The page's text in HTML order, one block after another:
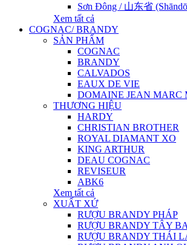
Sơn Đông / 山东省
Xem tất cả
COGNAC/ BRANDY
SẢN PHẨM
COGNAC
BRANDY
CALVADOS
EAUX DE VIE
DOMAINE JEAN MARC
THƯƠNG HIỆU
HARDY
CHRISTIAN BROTHER
ROYAL DIAMANT XO
KING ARTHUR
DEAU COGNAC
REVISEUR
ABK6
Xem tất cả
XUẤT XỨ
RƯỢU BRANDY PHÁP
RƯỢU BRANDY TÂY
RƯỢU BRANDY THÁI